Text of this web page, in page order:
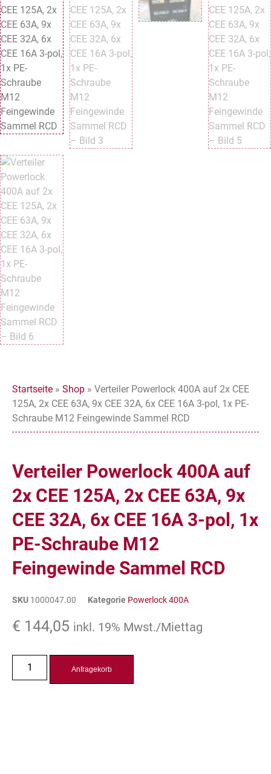
Startseite » Shop » Verteiler Powerlock 400A auf 2x CEE
125A, 2x CEE 63A, 9x CEE 32A, 6x CEE 16A 3-pol, 1x PE-
Schraube M12 Feingewinde Sammel RCD
Verteiler Powerlock 400A auf
2x CEE 125A, 2x CEE 63A, 9x
CEE 32A, 6x CEE 16A 3-pol, 1x
PE-Schraube M12
Feingewinde Sammel RCD
SKU 1000047.00 Kategorie Powerlock 400A
€ 144,05 inkl. 19% Mwst./Miettag
Anfragekorb